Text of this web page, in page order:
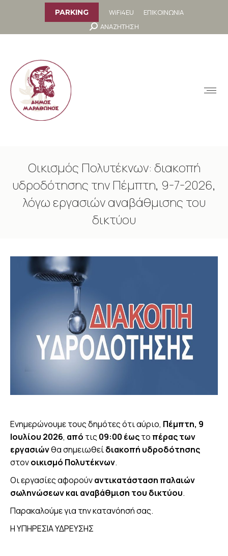
PARKING WiFi4EU
ΕΠΙΚΟΙΝΩΝΙΑ
Search:
ΑΝΑΖΗΤΗΣΗ
Οικισμός Πολυτέκνων: διακοπή
υδροδότησης την Πέμπτη, 9-7-2026,
λόγω εργασιών αναβάθμισης του
δικτύου
Ενημερώνουμε τους δημότες ότι αύριο, Πέμπτη, 9
Ιουλίου 2026, από τις 09:00 έωςτο πέρας των
εργασιώνθα σημειωθείδιακοπή υδροδότησης
στονοικισμό Πολυτέκνων.
Οι εργασίες αφορούναντικατάσταση παλαιών
σωληνώσεων και αναβάθμιση του δικτύου.
Παρακαλούμε για την κατανόησή σας.
Η ΥΠΗΡΕΣΙΑ ΥΔΡΕΥΣΗΣ